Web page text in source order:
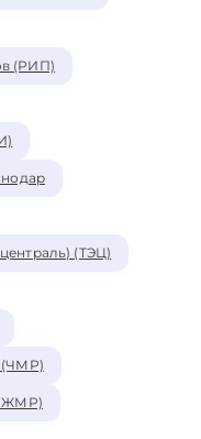
(РИП)
(ТЭЦ)
(ЧМР)
ЖМР)